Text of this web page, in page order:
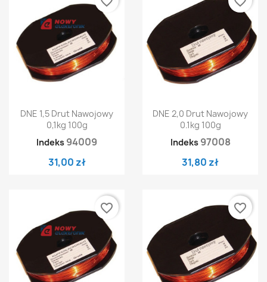
DNE 1,5 Drut Nawojowy
0,1kg 100g
Indeks 94009
31,00 zł
DNE 2,0 Drut Nawojowy
0.1kg 100g
Indeks 97008
31,80 zł
favorite_border favorite_border